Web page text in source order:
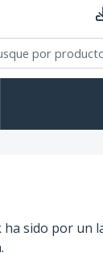
sido por un